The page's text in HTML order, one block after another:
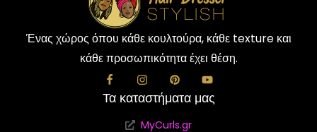
Ένας χώρος όπου κάθε κουλτούρα, κάθε texture και
κάθε προσωπικότητα έχει θέση.
Τα καταστήματα μας
MyCurls.gr